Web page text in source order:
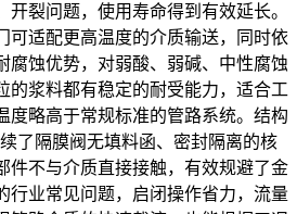
开裂问题，使用寿命得到有效延长。
可适配更高温度的介质输送，同时依
腐蚀优势，对弱酸、弱碱、中性腐蚀
的浆料都有稳定的耐受能力，适合工
度略高于常规标准的管路系统。结构
了隔膜阀无填料函、密封隔离的核
件不与介质直接接触，有效规避了金
行业常见问题，启闭操作省力，流量